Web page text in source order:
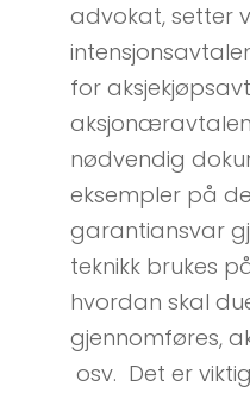
advokat, setter
for
nødvendig
eksempler på
garantiansvar
teknikk brukes
hvordan skal
gjennomføres,
osv. Det er